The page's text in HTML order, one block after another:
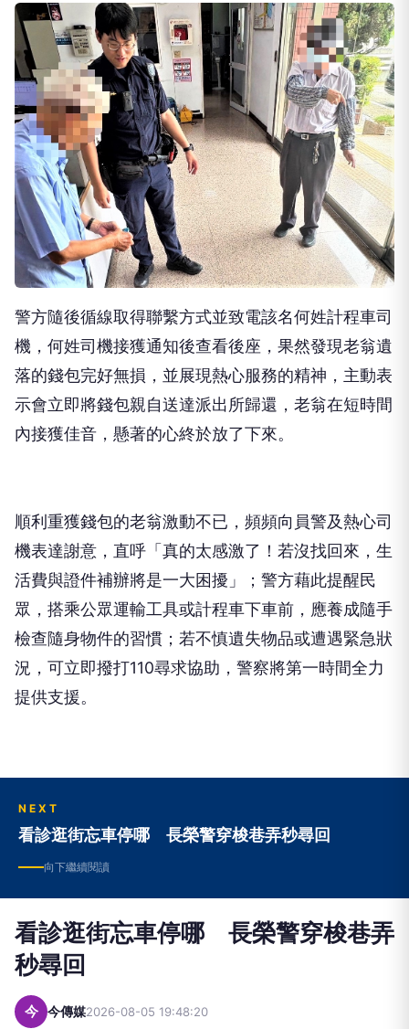
警方隨後循線取得聯繫方式並致電該名何姓計程車司
機，何姓司機接獲通知後查看後座，果然發現老翁遺
落的錢包完好無損，並展現熱心服務的精神，主動表
示會立即將錢包親自送達派出所歸還，老翁在短時間
內接獲佳音，懸著的心終於放了下來。
順利重獲錢包的老翁激動不已，頻頻向員警及熱心司
機表達謝意，直呼「真的太感激了！若沒找回來，生
活費與證件補辦將是一大困擾」；警方藉此提醒民
眾，搭乘公眾運輸工具或計程車下車前，應養成隨手
檢查隨身物件的習慣；若不慎遺失物品或遭遇緊急狀
況，可立即撥打110尋求協助，警察將第一時間全力
提供支援。
NEXT
看診逛街忘車停哪 長榮警穿梭巷弄秒尋回
向下繼續閱讀
看診逛街忘車停哪 長榮警穿梭巷弄
秒尋回
今 今傳媒2026-08-05 19:48:20